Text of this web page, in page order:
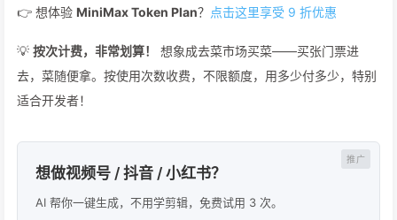
👉 想体验 MiniMax Token Plan？ 点击这里享受 9 折优惠
💡 按次计费，非常划算！
想象成去菜市场买菜——买张门票进
去，菜随便拿。按使用次数收费，不限额度，用多少付多少，特别
适合开发者！
想做视频号 / 抖音 / 小红书？
AI 帮你一键生成，不用学剪辑，免费试用 3 次。